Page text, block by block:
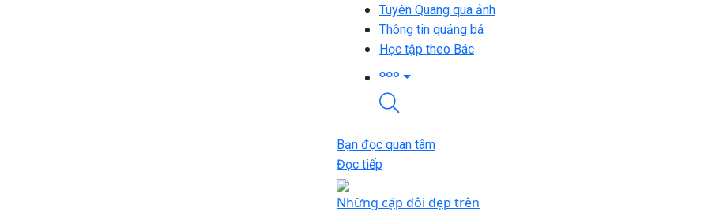
Tuyên Quang qua ảnh
Thông tin quảng bá
Học tập theo Bác
Bạn đọc quan tâm
Đọc tiếp
Những cặp đôi đẹp trên